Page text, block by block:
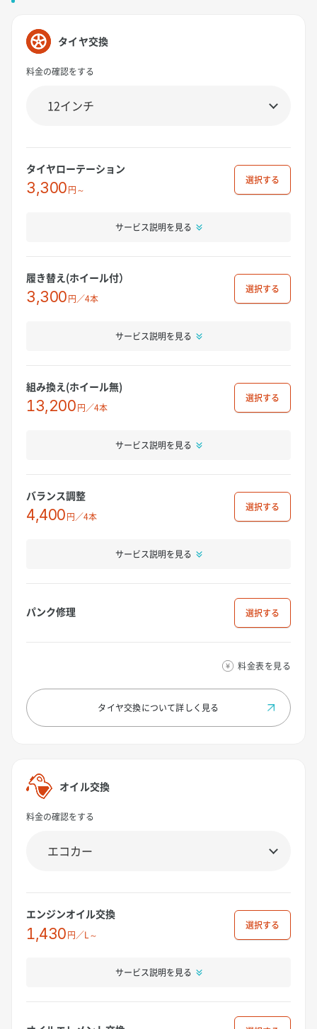
タイヤ交換
料金の確認をする
タイヤローテーション
3,300円～
選択
サービス説明を見る
履き替え(ホイール付）
3,300円／4本
選択
サービス説明を見る
組み換え(ホイール無)
13,200円／4本
選択
サービス説明を見る
バランス調整
4,400円／4本
選択
サービス説明を見る
パンク修理 選択
料金表を見る
タイヤ交換について詳しく見る
オイル交換
料金の確認をする
エンジンオイル交換
1,430円／L～
選択
サービス説明を見る